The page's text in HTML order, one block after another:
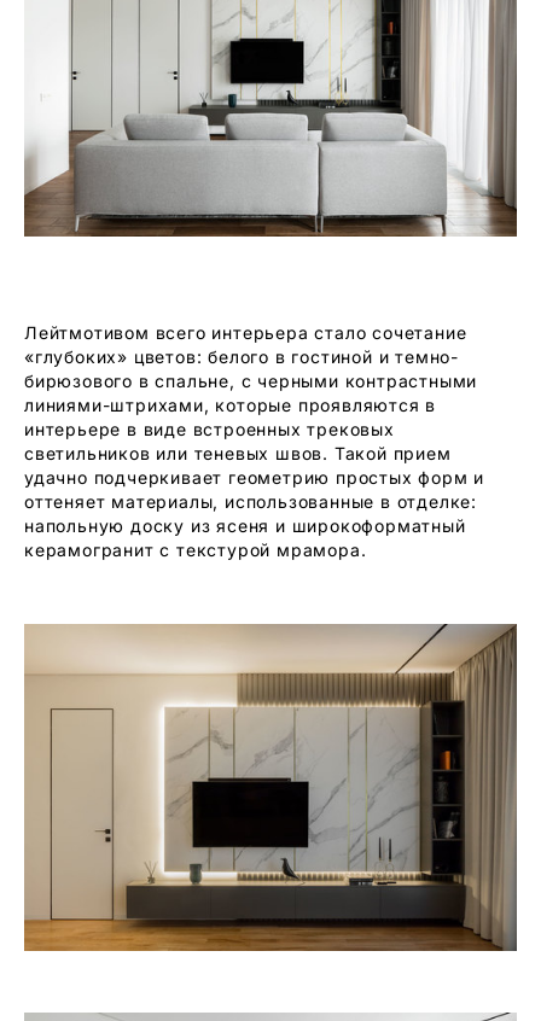
Лейтмотивом всего интерьера стало сочетание
«глубоких» цветов: белого в гостиной и темно-
бирюзового в спальне, с черными контрастными
линиями-штрихами, которые проявляются в
интерьере в виде встроенных трековых
светильников или теневых швов. Такой прием
удачно подчеркивает геометрию простых форм и
оттеняет материалы, использованные в отделке:
напольную доску из ясеня и широкоформатный
керамогранит с текстурой мрамора.